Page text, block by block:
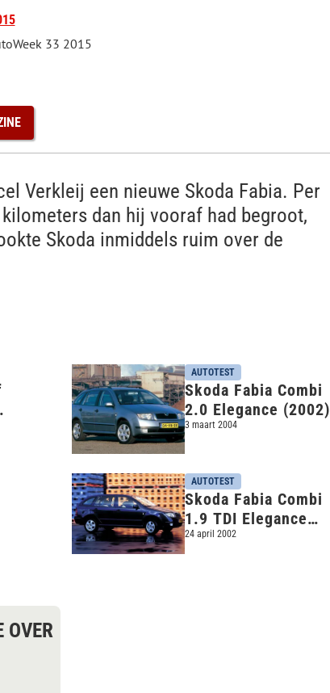
33 2015
Verkleij een nieuwe Skoda Fabia. Per
dan hij vooraf had begroot,
Skoda inmiddels ruim over de
AUTOTEST
Skoda Fabia Combi
2.0 Elegance (2002)
3 maart 2004
AUTOTEST
Skoda Fabia Combi
1.9 TDI Elegance
(2001)
24 april 2002
OVER